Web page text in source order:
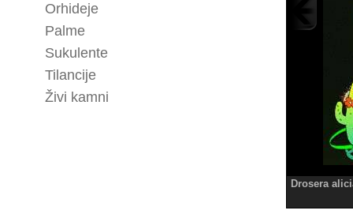
Orhideje
Palme
Sukulente
Tilancije
Živi kamni
Drosera